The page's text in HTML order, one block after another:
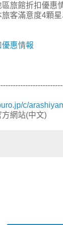
旅館折扣優惠
客滿意度4顆
惠情報
c/
網站(中文)